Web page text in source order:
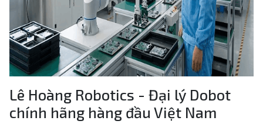
Lê Hoàng Robotics - Đại lý Dobot
chính hãng hàng đầu Việt Nam